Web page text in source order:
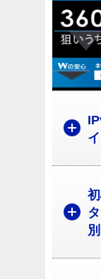
別